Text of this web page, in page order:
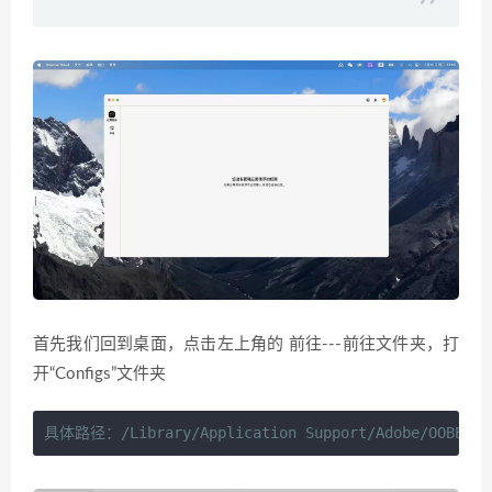
首先我们回到桌面，点击左上角的 前往---前往文件夹，打
开“Configs”文件夹
具体路径：/Library/Application Support/Adobe/OOBE/